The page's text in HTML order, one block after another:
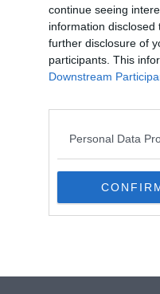
continue seeing
information
further disclosure of
participants. This
Downstream
Personal Data
& disordine
sparso
Tucidide, o della 3ª C
umana